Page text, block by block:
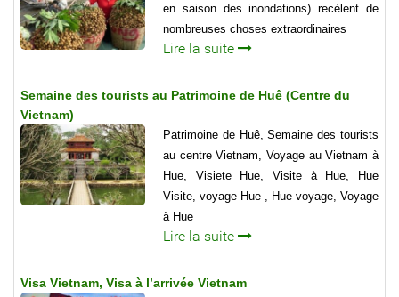
en saison des inondations) recèlent de
nombreuses choses extraordinaires
Lire la suite
Semaine des tourists au Patrimoine de Huê (Centre du
Vietnam)
Patrimoine de Huê, Semaine des tourists
au centre Vietnam, Voyage au Vietnam à
Hue, Visiete Hue, Visite à Hue, Hue
Visite, voyage Hue , Hue voyage, Voyage
à Hue
Lire la suite
Visa Vietnam, Visa à l’arrivée Vietnam